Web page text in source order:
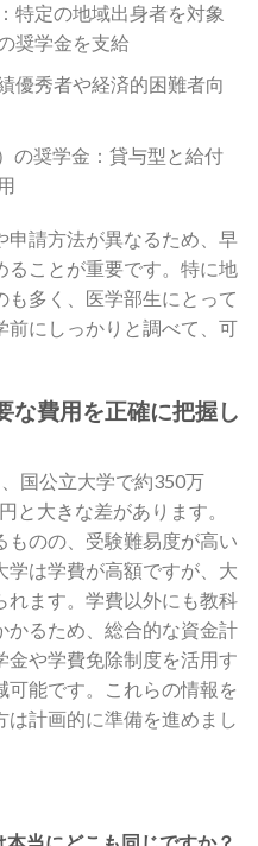
特定の地域出身者を対象
奨学金を支給
優秀者や経済的困難者向
の奨学金：貸与型と給付
申請方法が異なるため、早
ることが重要です。特に地
多く、医学部生にとって
前にしっかりと調べて、可
な費用を正確に把握し
国公立大学で約350万
と大きな差があります。
ものの、受験難易度が高い
学は学費が高額ですが、大
れます。学費以外にも教科
かるため、総合的な資金計
金や学費免除制度を活用す
可能です。これらの情報を
計画的に準備を進めまし